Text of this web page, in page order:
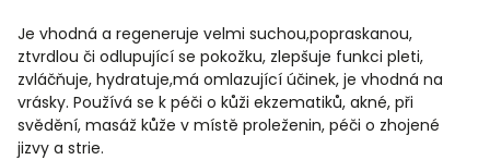
Je vhodná a regeneruje velmi suchou,popraskanou,
ztvrdlou či odlupující se pokožku, zlepšuje funkci pleti,
zvláčňuje, hydratuje,má omlazující účinek, je vhodná na
vrásky. Používá se k péči o kůži ekzematiků, akné, při
svědění, masáž kůže v místě proleženin, péči o zhojené
jizvy a strie.